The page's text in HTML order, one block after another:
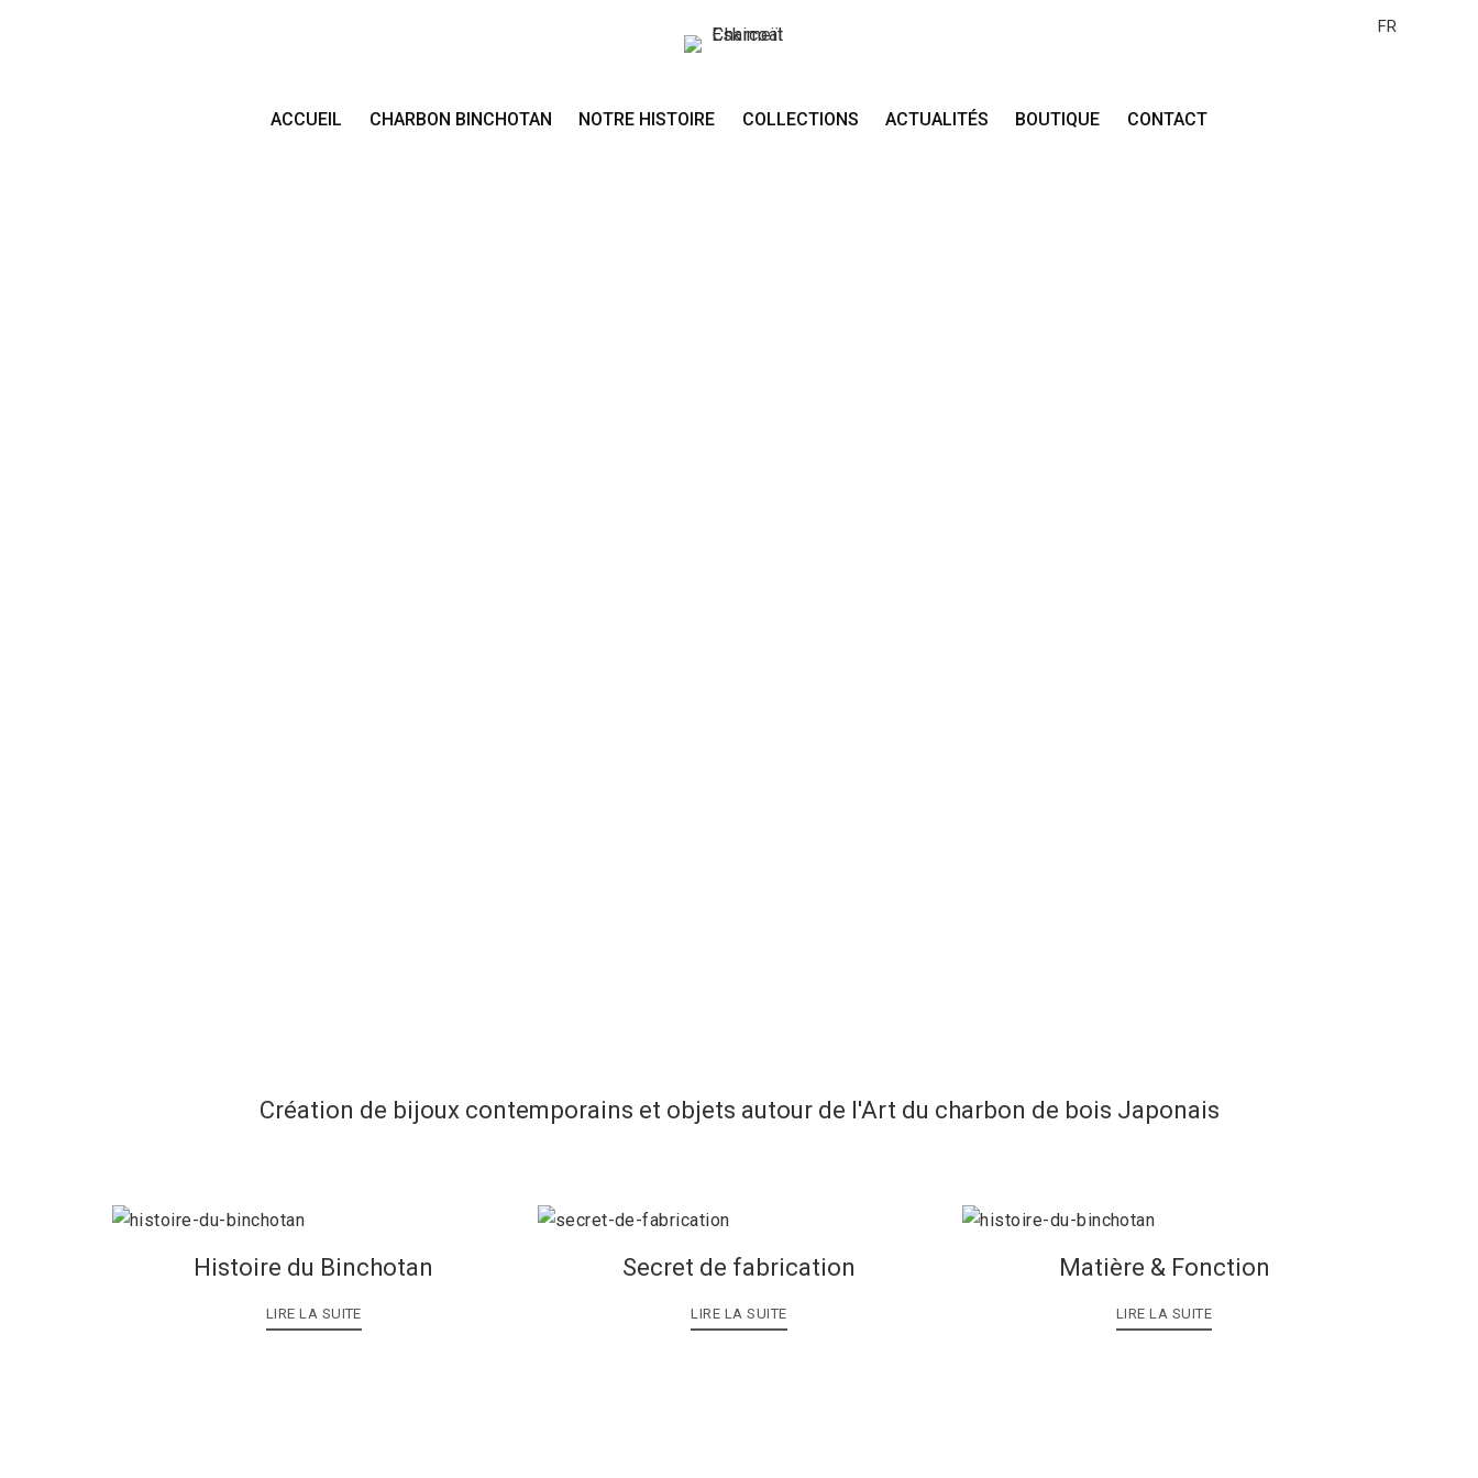
FR
ACCUEIL CHARBON BINCHOTAN NOTRE HISTOIRE COLLECTIONS ACTUALITÉS BOUTIQUE CONTACT
Création de bijoux contemporains et objets autour de l'Art du charbon de bois Japonais
Histoire du Binchotan
LIRE LA SUITE
Secret de fabrication
LIRE LA SUITE
Matière & Fonction
LIRE LA SUITE